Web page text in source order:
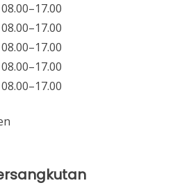
08.00–17.00
08.00–17.00
08.00–17.00
08.00–17.00
08.00–17.00